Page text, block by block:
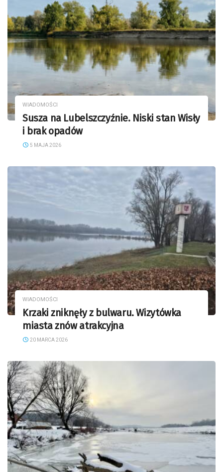
WIADOMOŚCI
Susza na Lubelszczyźnie. Niski stan Wisły
i brak opadów
5 MAJA 2026
WIADOMOŚCI
Krzaki zniknęły z bulwaru. Wizytówka
miasta znów atrakcyjna
20 MARCA 2026